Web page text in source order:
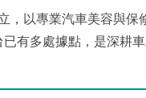
，以專業汽車美容與
有多處據點，是深耕